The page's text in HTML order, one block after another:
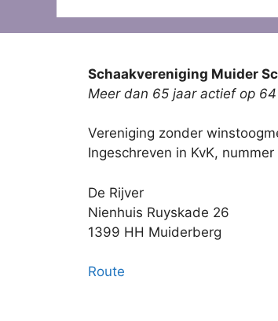
Schaakvereniging Muider
Meer dan 65 jaar actief op
Vereniging zonder
Ingeschreven in KvK, nummer
De Rijver
Nienhuis Ruyskade 26
1399 HH Muiderberg
Route